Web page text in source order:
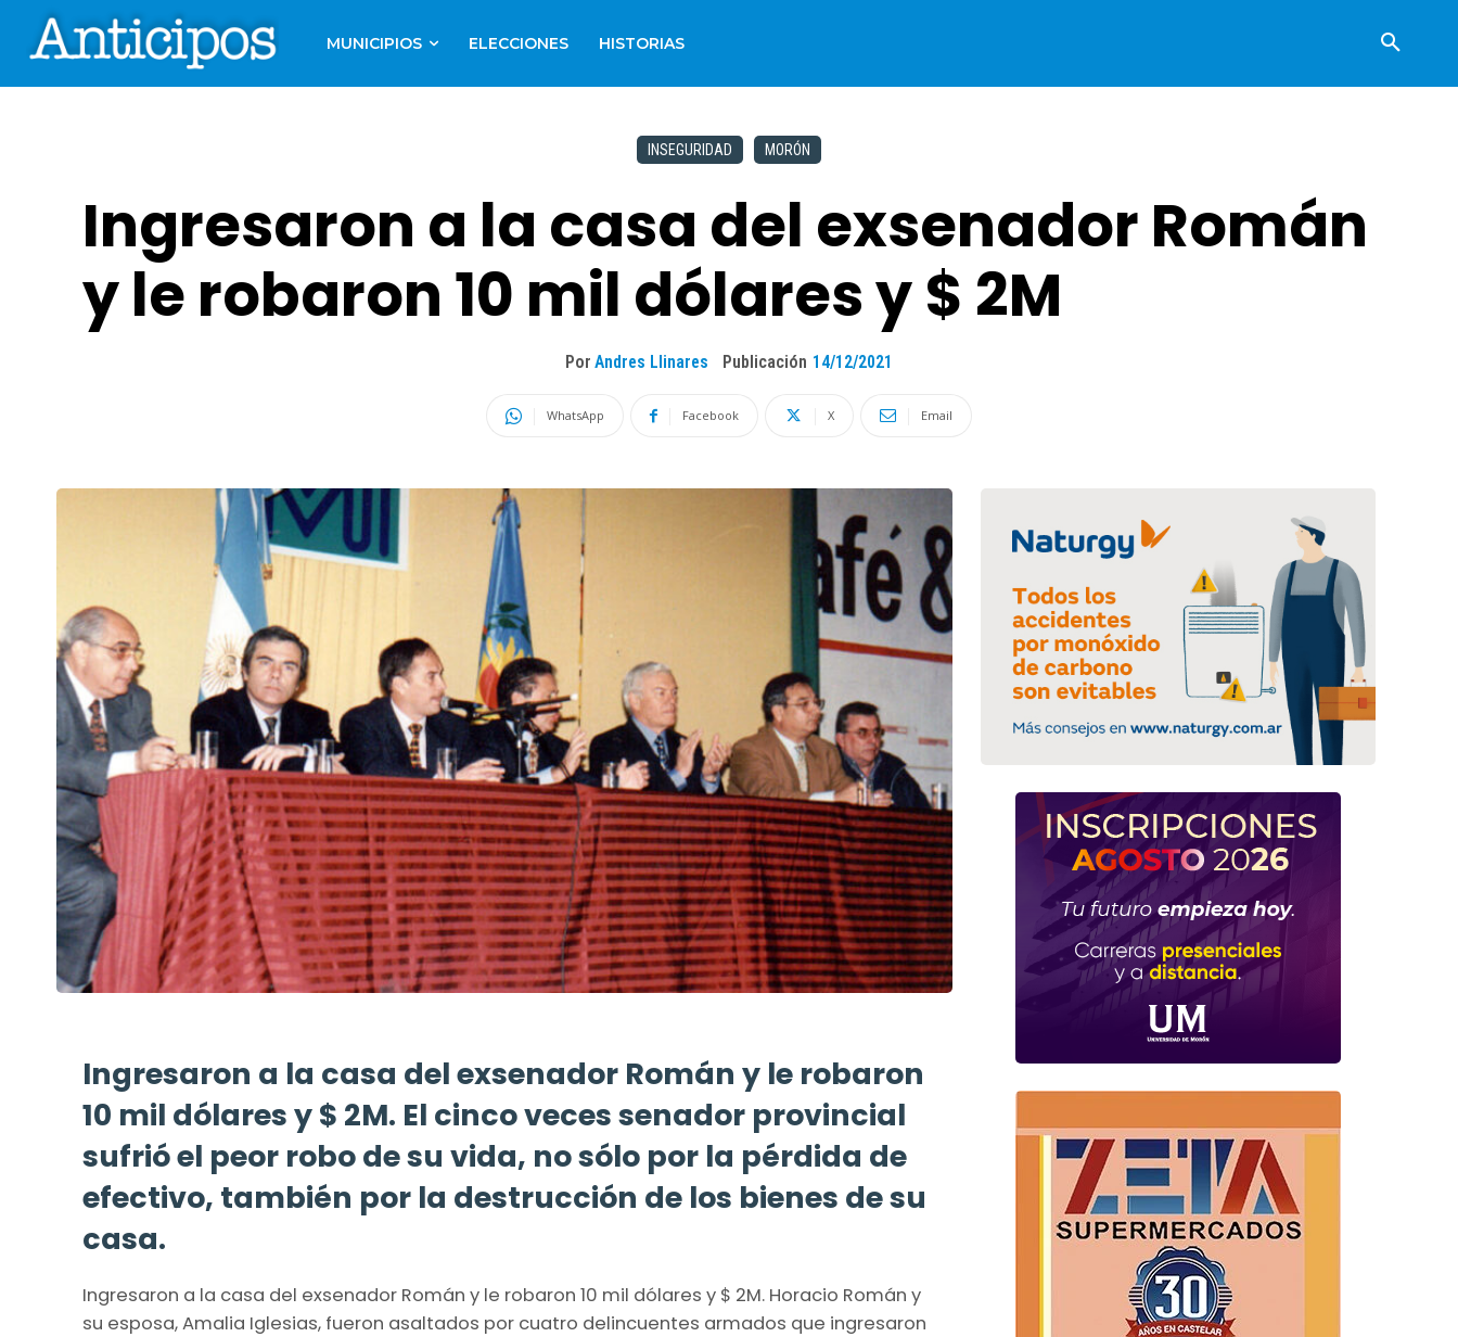
MUNICIPIOS ELECCIONES HISTORIAS
INSEGURIDAD MORÓN
Ingresaron a la casa del exsenador Román
y le robaron 10 mil dólares y $ 2M
Por Andres Llinares Publicación 14/12/2021
WhatsApp Facebook X Email
Ingresaron a la casa del exsenador Román y le robaron
10 mil dólares y $ 2M. El cinco veces senador provincial
sufrió el peor robo de su vida, no sólo por la pérdida de
efectivo, también por la destrucción de los bienes de su
casa.
Ingresaron a la casa del exsenador Román y le robaron 10 mil dólares y $ 2M. Horacio Román y
su esposa, Amalia Iglesias, fueron asaltados por cuatro delincuentes armados que ingresaron